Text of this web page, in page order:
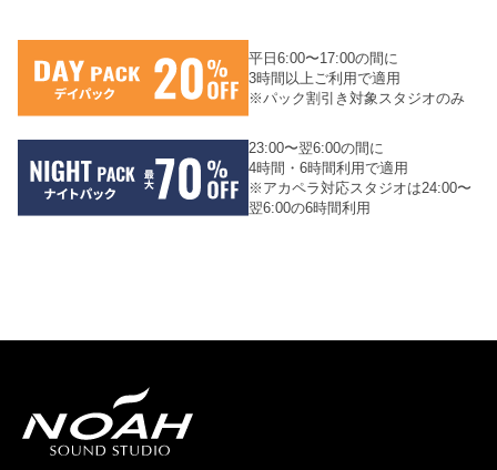
平日6:00〜17:00の間に
3時間以上ご利用で適用
※パック割引き対象スタジオのみ
23:00〜翌6:00の間に
4時間・6時間利用で適用
※アカペラ対応スタジオは24:00〜
翌6:00の6時間利用